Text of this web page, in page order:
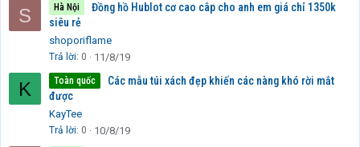
S Hà Nội
Đồng hồ Hublot cơ cao câp cho anh em giá chỉ 1350k
siêu rẻ
shoporiflame
Trả lời 0 11/8/19
K Toàn quốc
Các mẫu túi xách đẹp khiến các nàng khó rời mắt
được
KayTee
Trả lời 0 10/8/19